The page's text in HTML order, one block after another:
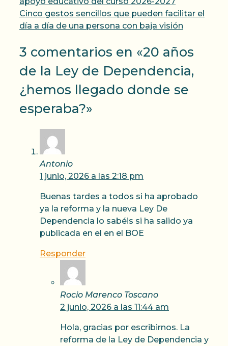
Cinco gestos sencillos que pueden facilitar el
día a día de una persona con baja visión
3 comentarios en «20 años
de la Ley de Dependencia,
¿hemos llegado donde se
esperaba?»
Antonio
1 junio, 2026 a las 2:18 pm
Buenas tardes a todos si ha aprobado
ya la reforma y la nueva Ley De
Dependencia lo sabéis si ha salido ya
publicada en el en el BOE
Responder
Rocio Marenco Toscano
2 junio, 2026 a las 11:44 am
Hola, gracias por escribirnos. La
reforma de la Ley de Dependencia y